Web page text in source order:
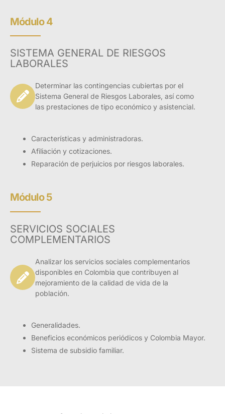
Presentación
Módulo 4
SISTEMA GENERAL DE RIESGOS
LABORALES
Determinar las contingencias cubiertas por el
Sistema General de Riesgos Laborales, así como
las prestaciones de tipo económico y asistencial.
Características y administradoras.
Afiliación y cotizaciones.
Reparación de perjuicios por riesgos laborales.
Módulo 5
SERVICIOS SOCIALES
COMPLEMENTARIOS
Analizar los servicios sociales complementarios
disponibles en Colombia que contribuyen al
mejoramiento de la calidad de vida de la
población.
Generalidades.
Beneficios económicos periódicos y Colombia Mayor.
Sistema de subsidio familiar.